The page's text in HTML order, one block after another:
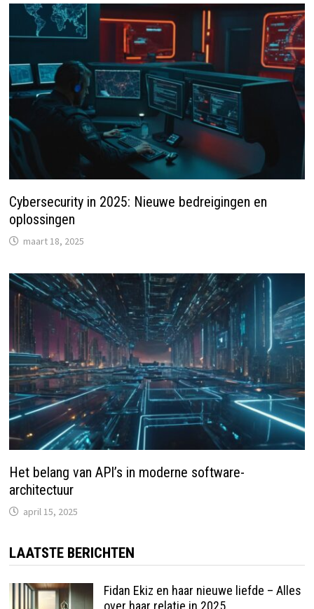
Cybersecurity in 2025: Nieuwe bedreigingen en
oplossingen
maart 18, 2025
Het belang van API’s in moderne software-
architectuur
april 15, 2025
LAATSTE BERICHTEN
Fidan Ekiz en haar nieuwe liefde – Alles
over haar relatie in 2025